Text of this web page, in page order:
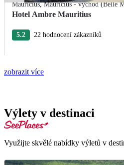
Mauricius,Mauricius - východ (Belle
Hotel Ambre Mauritius
5.2
22 hodnocení zákazníků
zobrazit více
Výlety v destinaci
Využijte skvělé nabídky výletů v